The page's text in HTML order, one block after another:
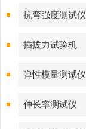
抗弯强度测试仪
插拔力试验机
弹性模量测试仪
伸长率测试仪